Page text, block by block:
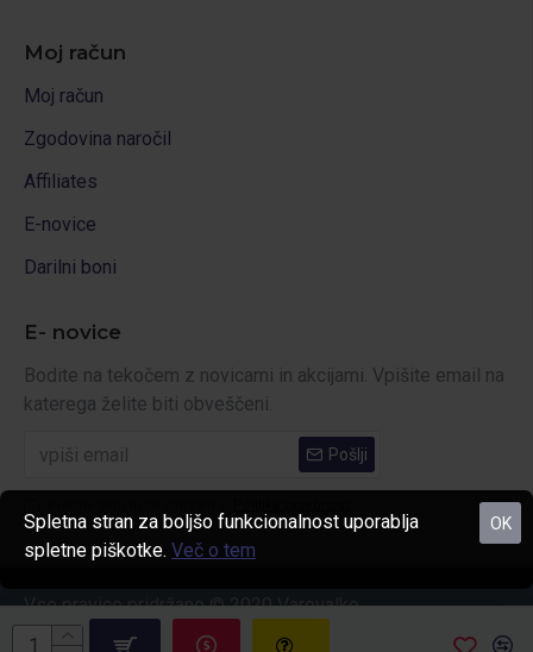
Moj račun
Moj račun
Zgodovina naročil
Affiliates
E-novice
Darilni boni
E- novice
Bodite na tekočem z novicami in akcijami. Vpišite email na
katerega želite biti obveščeni.
Pošlji
Vse pravice pridržane © 2020 Varovalko
OK
Spletna stran za boljšo funkcionalnost uporablja
spletne piškotke. Več o tem